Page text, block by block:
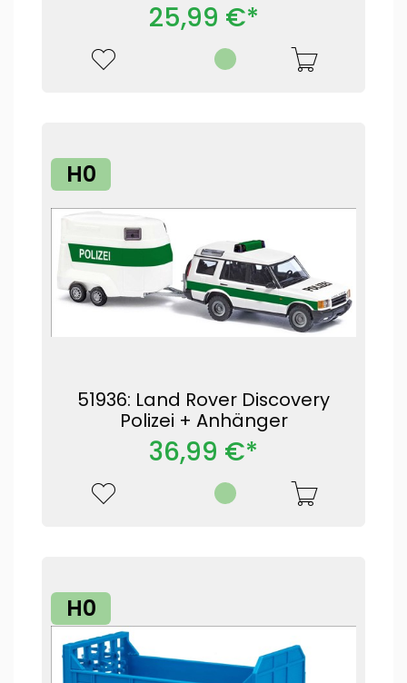
25,99 €*
H0
51936: Land Rover Discovery
Polizei + Anhänger
36,99 €*
H0